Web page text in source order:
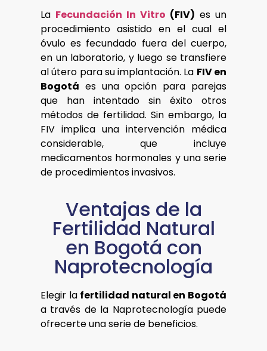
La Fecundación In Vitro (FIV) es un
procedimiento asistido en el cual el
óvulo es fecundado fuera del cuerpo,
en un laboratorio, y luego se transfiere
al útero para su implantación. La FIV en
Bogotá es una opción para parejas
que han intentado sin éxito otros
métodos de fertilidad. Sin embargo, la
FIV implica una intervención médica
considerable, que incluye
medicamentos hormonales y una serie
de procedimientos invasivos.
Ventajas de la
Fertilidad Natural
en Bogotá con
Naprotecnología
Elegir la fertilidad natural en Bogotá
a través de la Naprotecnología puede
ofrecerte una serie de beneficios.